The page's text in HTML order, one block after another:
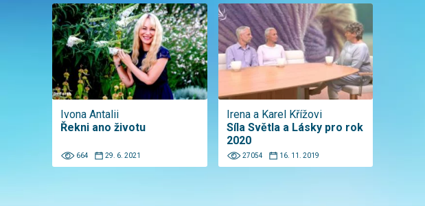
Ivona Antalii
Řekni ano životu
664 29. 6. 2021
Irena a Karel Křížovi
Síla Světla a Lásky pro rok
2020
27054 16. 11. 2019